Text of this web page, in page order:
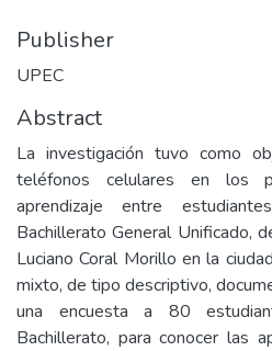
Publisher
UPEC
Abstract
La investigación tuvo como
teléfonos celulares en los
aprendizaje entre
Bachillerato General Unificado,
Luciano Coral Morillo en la
mixto, de tipo descriptivo,
una encuesta a 80
Bachillerato, para conocer las